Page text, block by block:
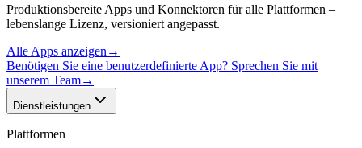
Produktionsbereite Apps und Konnektoren für alle Plattformen –
lebenslange Lizenz, versioniert angepasst.
Alle Apps anzeigen →
Benötigen Sie eine benutzerdefinierte App? Sprechen Sie mit
unserem Team→
Dienstleistungen
Plattformen